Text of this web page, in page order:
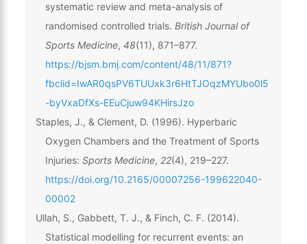
systematic review and meta-analysis of
randomised controlled trials. British Journal of
Sports Medicine, 48(11), 871–877.
https://bjsm.bmj.com/content/48/11/871?
fbclid=IwAR0qsPV6TUUxk3r6HtTJOqzMYUbo0l5
-byVxaDfXs-EEuCjuw94KHirsJzo
Staples, J., & Clement, D. (1996). Hyperbaric
Oxygen Chambers and the Treatment of Sports
Injuries: Sports Medicine, 22(4), 219–227.
https://doi.org/10.2165/00007256-199622040-
00002
Ullah, S., Gabbett, T. J., & Finch, C. F. (2014).
Statistical modelling for recurrent events: an